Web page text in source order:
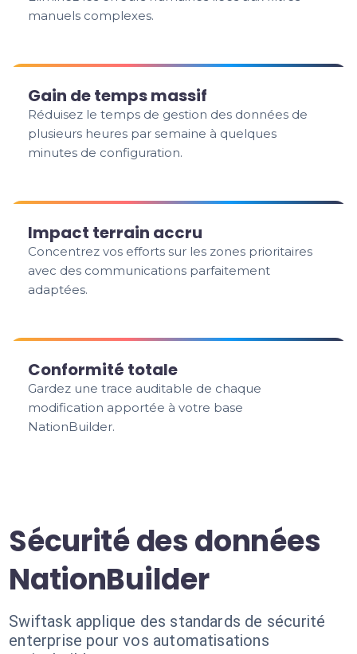
manuels complexes.
Gain de temps massif
Réduisez le temps de gestion des données de
plusieurs heures par semaine à quelques
minutes de configuration.
Impact terrain accru
Concentrez vos efforts sur les zones prioritaires
avec des communications parfaitement
adaptées.
Conformité totale
Gardez une trace auditable de chaque
modification apportée à votre base
NationBuilder.
Sécurité des données
NationBuilder
Swiftask applique des standards de sécurité
enterprise pour vos automatisations